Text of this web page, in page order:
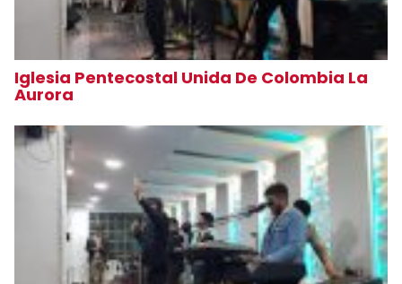
Iglesia Pentecostal Unida De Colombia La
Aurora